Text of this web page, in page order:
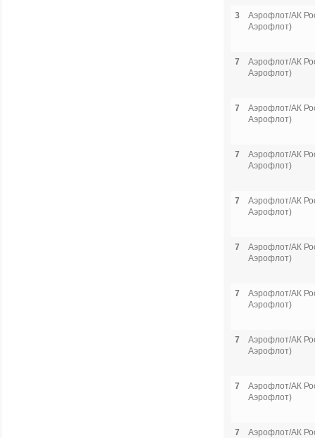
3
Аэрофлот/АК
Аэрофлот)
7
Аэрофлот/АК
Аэрофлот)
7
Аэрофлот/АК
Аэрофлот)
7
Аэрофлот/АК
Аэрофлот)
7
Аэрофлот/АК
Аэрофлот)
7
Аэрофлот/АК
Аэрофлот)
7
Аэрофлот/АК
Аэрофлот)
7
Аэрофлот/АК
Аэрофлот)
7
Аэрофлот/АК
Аэрофлот)
7
Аэрофлот/АК